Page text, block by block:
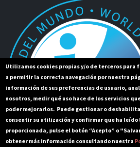
Utilizamos cookies propias y/o de terceros
a permitir la correcta navegación por nuestra
información de sus preferencias de usuario,
nosotros, medir qué uso hace de los servicios
poder mejorarlos. Puede gestionar o
consentir su utilización y confirmar que ha leído
proporcionada, pulse el botón “Acepto” o
obtener más información consultando nuestra